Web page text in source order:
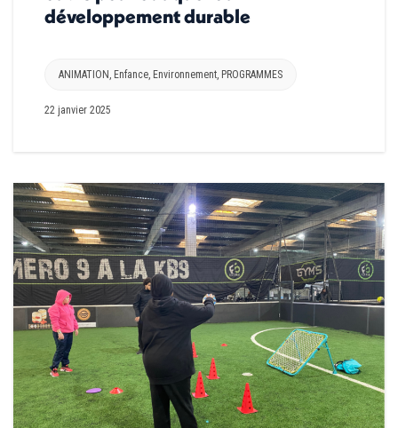
développement durable
ANIMATION , Enfance, Environnement, PROGRAMMES
22 janvier 2025